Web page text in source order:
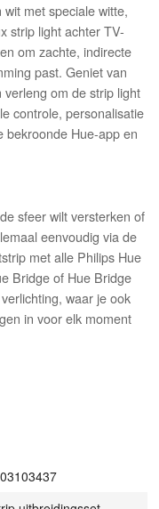
met speciale witte,
strip light achter TV-
om zachte, indirecte
past. Geniet van
om de strip light
controle, personalisatie
bekroonde Hue-app en
sfeer wilt versterken of
eenvoudig via de
met alle Philips Hue
Bridge of Hue Bridge
waar je ook
in voor elk moment